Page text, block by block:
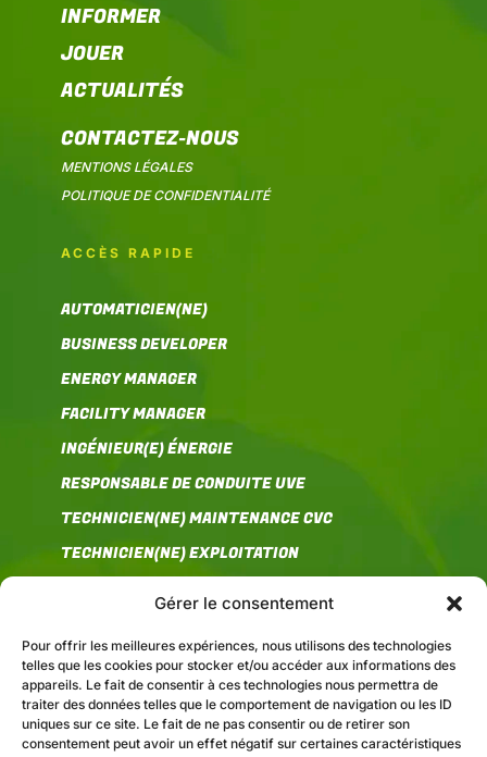
Gérer le consentement
Pour offrir les meilleures expériences, nous utilisons des technologies
telles que les cookies pour stocker et/ou accéder aux informations des
appareils. Le fait de consentir à ces technologies nous permettra de
traiter des données telles que le comportement de navigation ou les ID
uniques sur ce site. Le fait de ne pas consentir ou de retirer son
consentement peut avoir un effet négatif sur certaines caractéristiques
INFORMER
JOUER
ACTUALITÉS
CONTACTEZ-NOUS
MENTIONS LÉGALES
POLITIQUE DE CONFIDENTIALITÉ
ACCÈS RAPIDE
AUTOMATICIEN(NE)
BUSINESS DEVELOPER
ENERGY MANAGER
FACILITY MANAGER
INGÉNIEUR(E) ÉNERGIE
RESPONSABLE DE CONDUITE UVE
TECHNICIEN(NE) MAINTENANCE CVC
TECHNICIEN(NE) EXPLOITATION
COMMUNICATION
FEDENE